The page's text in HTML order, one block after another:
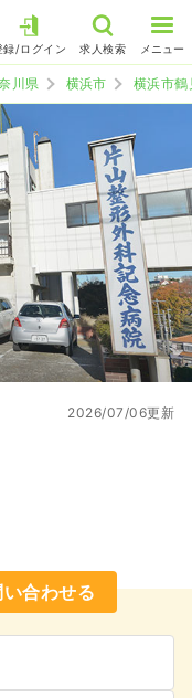
録/ログイン 求人検索 メニュー
川県 横浜市 横浜市鶴
2026/07/06更新
合わせる